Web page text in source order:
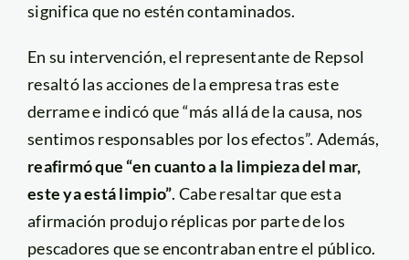
significa que no estén contaminados.
En su intervención, el representante de Repsol
resaltó las acciones de la empresa tras este
derrame e indicó que “más allá de la causa, nos
sentimos responsables por los efectos”. Además,
reafirmó que “en cuanto a la limpieza del mar,
este ya está limpio”. Cabe resaltar que esta
afirmación produjo réplicas por parte de los
pescadores que se encontraban entre el público.